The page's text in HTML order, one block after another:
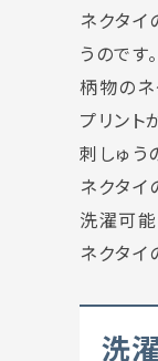
ネクタ
うのです。
柄物のネ
プリント
刺しゅう
ネクタイ
洗濯可能
ネクタイ
洗